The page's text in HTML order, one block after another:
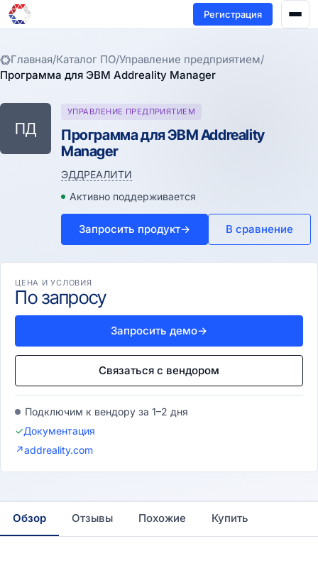
Регистрация
Главная/Каталог ПО/Управление предприятием/
Программа для ЭВМ Addreality Manager
ПД
УПРАВЛЕНИЕ ПРЕДПРИЯТИЕМ
Программа для ЭВМ Addreality
Manager
ЭДДРЕАЛИТИ
Активно поддерживается
Запросить продукт→ В сравнение
ЦЕНА И УСЛОВИЯ
По запросу
Запросить демо→
Связаться с вендором
Подключим к вендору за 1–2 дня
✓Документация
↗addreality.com
Обзор Отзывы Похожие Купить